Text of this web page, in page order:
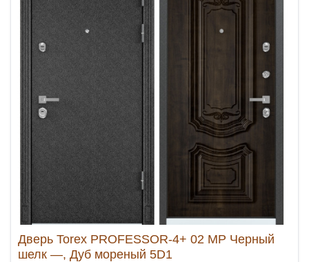
Дверь Torex PROFESSOR-4+ 02 MP Черный
шелк —, Дуб мореный 5D1